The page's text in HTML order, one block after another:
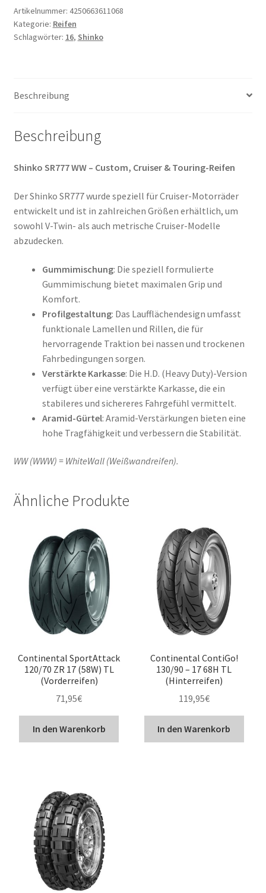
130/90
B
16
Menge
Artikelnummer: 4250663611068
Kategorie: Reifen
Schlagwörter: 16, Shinko
Beschreibung
Beschreibung
Shinko SR777 WW – Custom, Cruiser & Touring-Reifen
Der Shinko SR777 wurde speziell für Cruiser-Motorräder
entwickelt und ist in zahlreichen Größen erhältlich, um
sowohl V-Twin- als auch metrische Cruiser-Modelle
abzudecken.
Gummimischung: Die speziell formulierte
Gummimischung bietet maximalen Grip und
Komfort.
Profilgestaltung: Das Laufflächendesign umfasst
funktionale Lamellen und Rillen, die für
hervorragende Traktion bei nassen und trockenen
Fahrbedingungen sorgen.
Verstärkte Karkasse: Die H.D. (Heavy Duty)-Version
verfügt über eine verstärkte Karkasse, die ein
stabileres und sichereres Fahrgefühl vermittelt.
Aramid-Gürtel: Aramid-Verstärkungen bieten eine
hohe Tragfähigkeit und verbessern die Stabilität.
WW (WWW) = WhiteWall (Weißwandreifen).
Ähnliche Produkte
Continental SportAttack
120/70 ZR 17 (58W) TL
(Vorderreifen)
71,95€
In den Warenkorb
Continental ContiGo!
130/90 – 17 68H TL
(Hinterreifen)
119,95€
In den Warenkorb